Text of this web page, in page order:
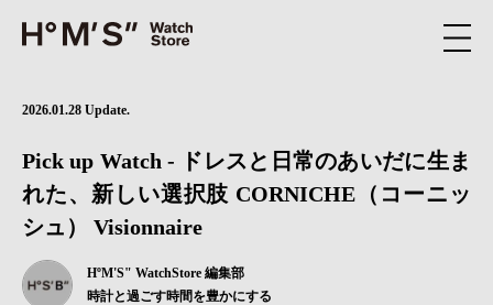
2026.01.28 Update.
Pick up Watch - ドレスと日常のあいだに生ま
れた、新しい選択肢 CORNICHE（コーニッ
シュ） Visionnaire
HºM'S" WatchStore 編集部
時計と過ごす時間を豊かにする